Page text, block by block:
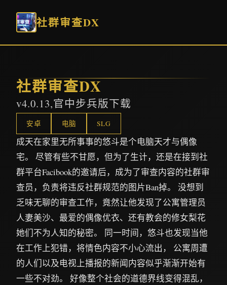
社群审查DX
社群审查DX
v4.0.13,官中步兵版下载
安卓 电脑 SLG
成天在家里无所事事的悠斗是个电脑天才与偶像
宅。 尽管有些不甘愿，但为了生计，还是在接到社
群平台Facibook的邀请后，成为了审查内容的社群审
查员，负责将违反社群规范的图片Ban掉。 没想到
乏味无聊的审查工作，竟然让他发现了公寓管理员
人妻美沙、最爱的偶像优衣、还有教会的修女梨花
她们不为人知的秘密。 同一时间，悠斗也发现当他
在工作上犯错，将情色内容不小心流出， 公寓周遭
的人们以及电视上播报的新闻内容似乎渐渐开始有
一些不对劲。 好像整个社会的道德界线变得混乱，